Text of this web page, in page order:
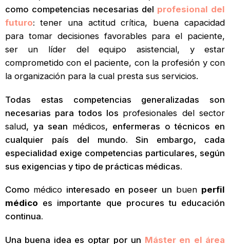
como competencias necesarias del profesional del
futuro: tener una actitud crítica, buena capacidad
para tomar decisiones favorables para el paciente,
ser un líder del equipo asistencial, y estar
comprometido con el paciente, con la profesión y con
la organización para la cual presta sus servicios.
Todas estas competencias generalizadas son
necesarias para todos los profesionales del sector
salud, ya sean médicos, enfermeras o técnicos en
cualquier país del mundo. Sin embargo, cada
especialidad exige competencias particulares, según
sus exigencias y tipo de prácticas médicas.
Como médico interesado en poseer un buen perfil
médico es importante que procures tu educación
continua.
Una buena idea es optar por un Máster en el área